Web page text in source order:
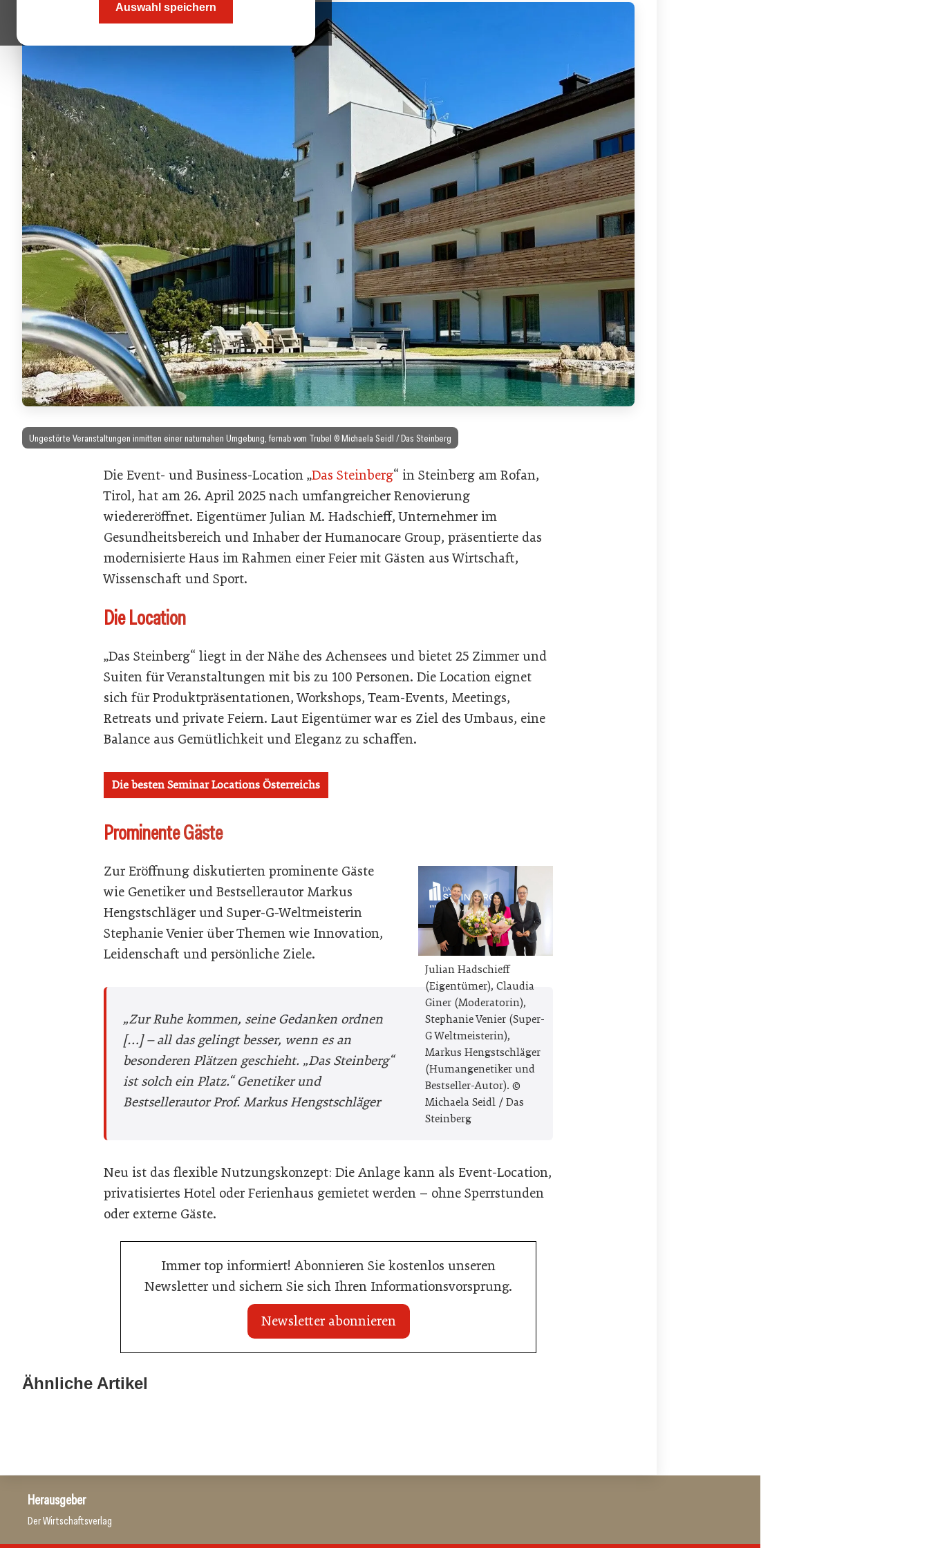
Auswahl speichern
Ungestörte Veranstaltungen inmitten einer naturnahen Umgebung, fernab vom Trubel © Michaela Seidl / Das Steinberg
Die Event- und Business-Location „Das Steinberg“ in Steinberg am Rofan,
Tirol, hat am 26. April 2025 nach umfangreicher Renovierung
wiedereröffnet. Eigentümer Julian M. Hadschieff, Unternehmer im
Gesundheitsbereich und Inhaber der Humanocare Group, präsentierte das
modernisierte Haus im Rahmen einer Feier mit Gästen aus Wirtschaft,
Wissenschaft und Sport.
Die Location
„Das Steinberg“ liegt in der Nähe des Achensees und bietet 25 Zimmer und
Suiten für Veranstaltungen mit bis zu 100 Personen. Die Location eignet
sich für Produktpräsentationen, Workshops, Team-Events, Meetings,
Retreats und private Feiern. Laut Eigentümer war es Ziel des Umbaus, eine
Balance aus Gemütlichkeit und Eleganz zu schaffen.
Die besten Seminar Locations Österreichs
Prominente Gäste
Julian Hadschieff
(Eigentümer), Claudia
Giner (Moderatorin),
Stephanie Venier (Super-
G Weltmeisterin),
Markus Hengstschläger
(Humangenetiker und
Bestseller-Autor). ©
Michaela Seidl / Das
Steinberg
Zur Eröffnung diskutierten prominente Gäste
wie Genetiker und Bestsellerautor Markus
Hengstschläger und Super-G-Weltmeisterin
Stephanie Venier über Themen wie Innovation,
Leidenschaft und persönliche Ziele.
„Zur Ruhe kommen, seine Gedanken ordnen
[…] – all das gelingt besser, wenn es an
besonderen Plätzen geschieht. „Das Steinberg“
ist solch ein Platz.“Genetiker und
Bestsellerautor Prof. Markus Hengstschläger
Neu ist das flexible Nutzungskonzept: Die Anlage kann als Event-Location,
privatisiertes Hotel oder Ferienhaus gemietet werden – ohne Sperrstunden
oder externe Gäste.
Immer top informiert! Abonnieren Sie kostenlos unseren
Newsletter und sichern Sie sich Ihren Informationsvorsprung.
Newsletter abonnieren
Ähnliche Artikel
Travel Start-up Night 2026: Beste
Herausgeber
Der Wirtschaftsverlag